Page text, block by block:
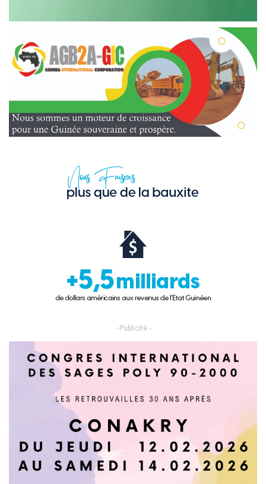
- Publicité -